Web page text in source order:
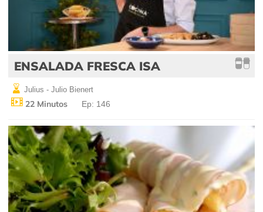
ENSALADA FRESCA ISA
Julius - Julio Bienert
22 Minutos Ep: 146